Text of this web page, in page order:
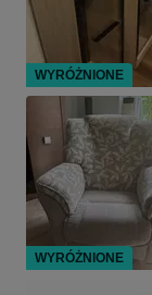
WYRÓŻNIONE
WYRÓŻNIONE